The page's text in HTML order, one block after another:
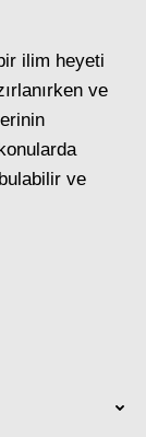
ilim heyeti
ve
ve